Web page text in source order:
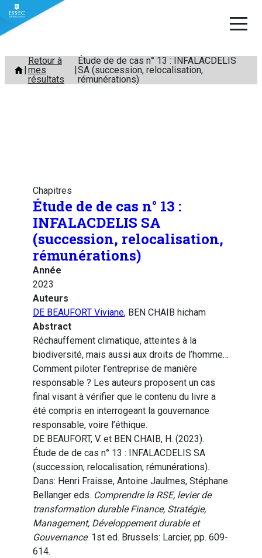
Aller
contenu
Retour à
mes
résultats
Étude de de cas n° 13 : INFALACDELIS
SA (succession, relocalisation,
rémunérations)
Chapitres
Étude de de cas n° 13 :
INFALACDELIS SA
(succession, relocalisation,
rémunérations)
Année
2023
Auteurs
DE BEAUFORT Viviane, BEN CHAIB hicham
Abstract
Réchauffement climatique, atteintes à la
biodiversité, mais aussi aux droits de l’homme…
Comment piloter l’entreprise de manière
responsable ? Les auteurs proposent un cas
final visant à vérifier que le contenu du livre a
été compris en interrogeant la gouvernance
responsable, voire l’éthique.
DE BEAUFORT, V. et BEN CHAIB, H. (2023).
Étude de de cas n° 13 : INFALACDELIS SA
(succession, relocalisation, rémunérations).
Dans: Henri Fraisse, Antoine Jaulmes, Stéphane
Bellanger eds. Comprendre la RSE, levier de
transformation durable Finance, Stratégie,
Management, Développement durable et
Gouvernance. 1st ed. Brussels: Larcier, pp. 609-
614.